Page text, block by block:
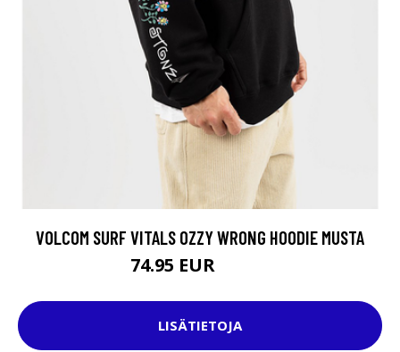
VOLCOM SURF VITALS OZZY WRONG HOODIE MUSTA
74.95 EUR
LISÄTIETOJA